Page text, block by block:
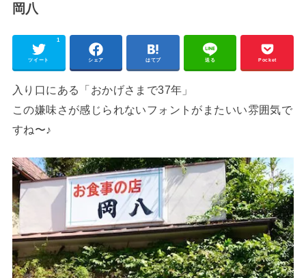
岡八
ツイート
1
シェア はてブ 送る Pocket
入り口にある「おかげさまで37年」
この嫌味さが感じられないフォントがまたいい雰囲気で
すね〜♪